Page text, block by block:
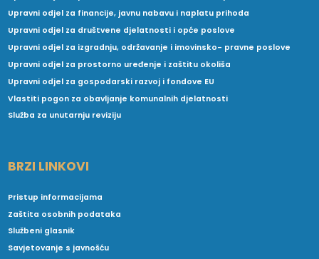
Upravni odjel za financije, javnu nabavu i naplatu prihoda
Upravni odjel za društvene djelatnosti i opće poslove
Upravni odjel za izgradnju, održavanje i imovinsko- pravne poslove
Upravni odjel za prostorno uređenje i zaštitu okoliša
Upravni odjel za gospodarski razvoj i fondove EU
Vlastiti pogon za obavljanje komunalnih djelatnosti
Služba za unutarnju reviziju
BRZI LINKOVI
Pristup informacijama
Zaštita osobnih podataka
Službeni glasnik
Savjetovanje s javnošću